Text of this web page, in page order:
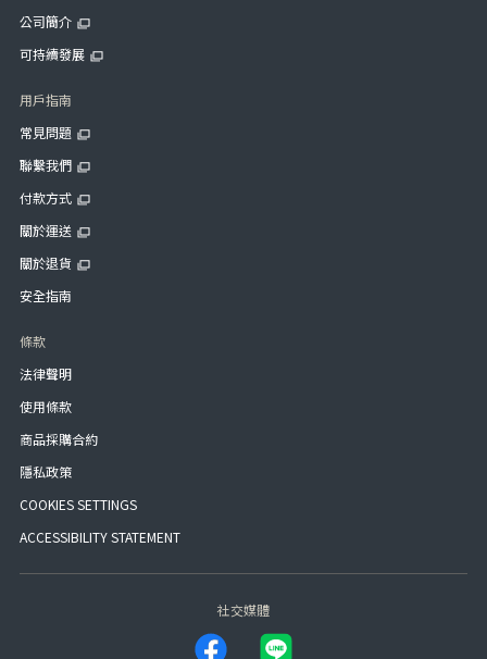
公司簡介
可持續發展
用戶指南
常見問題
聯繫我們
付款方式
關於運送
關於退貨
安全指南
條款
法律聲明
使用條款
商品採購合約
隱私政策
COOKIES SETTINGS
ACCESSIBILITY STATEMENT
社交媒體